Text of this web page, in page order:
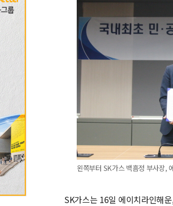
왼쪽부터 SK가스 백흠정 부사장,
SK가스는 16일 에이치라인해